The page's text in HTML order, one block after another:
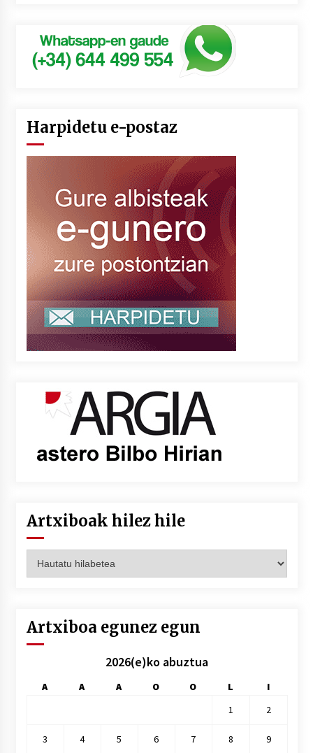
Harpidetu e-postaz
Artxiboak hilez hile
hilez
Artxiboa egunez egun
2026(e)ko abuztua
A A A O O L
I
1
2
3 4 5 6 7 8 9